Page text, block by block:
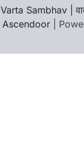
Varta Sambhav |
Ascendoor |